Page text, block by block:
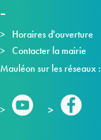
Horaires d'ouverture
Contacter la mairie
Mauléon sur les réseaux :